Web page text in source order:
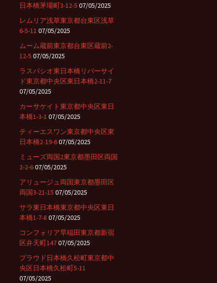
日本橋茅場町3-12-5 07/05/2025
レムリア浅草東京都台東区浅草
6-5-11 07/05/2025
ムーム蔵前東京都台東区蔵前2-
12-5 07/05/2025
ラスパシオ東日本橋リバーサイ
ド東京都中央区東日本橋2-11-7
07/05/2025
カーサケイト東京都中央区東日
本橋1-3-1 07/05/2025
ティーエスワン東京都中央区東
日本橋2-19-607/05/2025
ミューズ両国2東京都墨田区両国
2-2-607/05/2025
アリュージュ両国東京都墨田区
両国3-21-15 07/05/2025
サラ東日本橋東京都中央区東日
本橋1-7-8 07/05/2025
コンフォリア早稲田東京都新宿
区弁天町14707/05/2025
プラウド日本橋久松町東京都中
央区日本橋久松町5-11
07/05/2025